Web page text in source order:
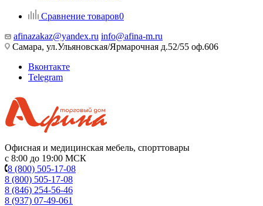
Сравнение товаров0
afinazakaz@yandex.ru info@afina-m.ru
Самара, ул.Ульяновская/Ярмарочная д.52/55 оф.606
Вконтакте
Telegram
Офисная и медицинская мебель, спорттовары
с 8:00 до 19:00 МСК
8 (800) 505-17-08
8 (800) 505-17-08
8 (846) 254-56-46
8 (937) 07-49-061